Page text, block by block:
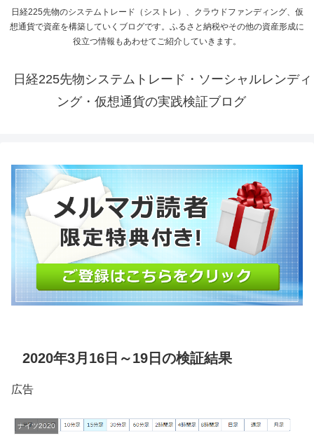
日経225先物のシステムトレード（シストレ）、クラウドファンディング、仮
想通貨で資産を構築していくブログです。ふるさと納税やその他の資産形成に
役立つ情報もあわせてご紹介していきます。
日経225先物システムトレード・ソーシャルレンディ
ング・仮想通貨の実践検証ブログ
2020年3月16日～19日の検証結果
広告
ナイツ2020